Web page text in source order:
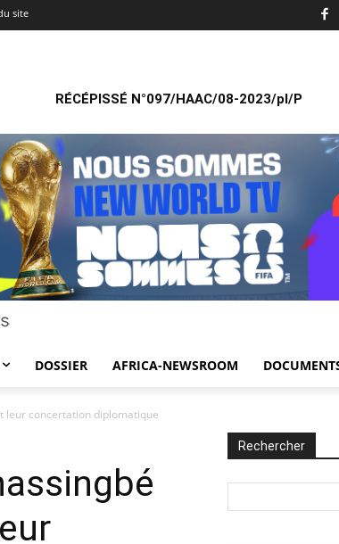
site
RÉCÉPISSÉ N°097/HAAC/08-2023/pl/P
DOSSIER AFRICA-NEWSROOM
leur concertation diplomatique
Rechercher